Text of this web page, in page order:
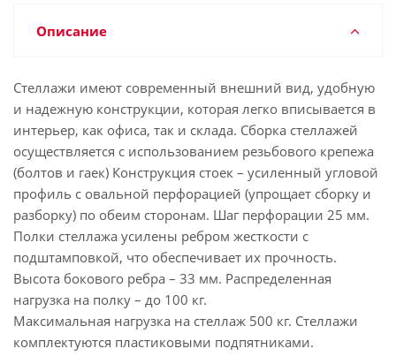
Описание
Стеллажи имеют современный внешний вид, удобную
и надежную конструкции, которая легко вписывается в
интерьер, как офиса, так и склада. Сборка стеллажей
осуществляется с использованием резьбового крепежа
(болтов и гаек) Конструкция стоек – усиленный угловой
профиль с овальной перфорацией (упрощает сборку и
разборку) по обеим сторонам. Шаг перфорации 25 мм.
Полки стеллажа усилены ребром жесткости с
подштамповкой, что обеспечивает их прочность.
Высота бокового ребра – 33 мм. Распределенная
нагрузка на полку – до 100 кг.
Максимальная нагрузка на стеллаж 500 кг. Стеллажи
комплектуются пластиковыми подпятниками.